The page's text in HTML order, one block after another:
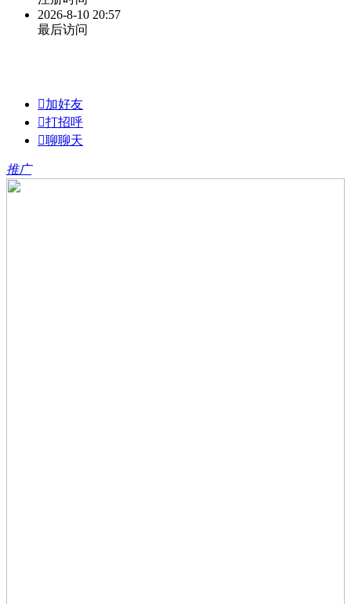
2026-8-10 20:57
最后访问
加好友
打招呼
聊聊天
推广